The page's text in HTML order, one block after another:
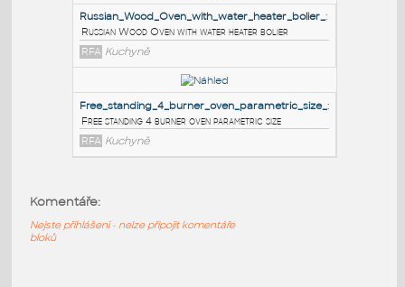
Garland S686 Electric Range
RFA Kuchyně
Oven-Deckrfa:
Oven-Deckrfa
RFA Kuchyně
Russian_Wood_Oven_with_water_heater_bolier_
Russian Wood Oven with water heater bolier
Komentáře:
Nejste přihlášeni - nelze připojit komentáře
bloků